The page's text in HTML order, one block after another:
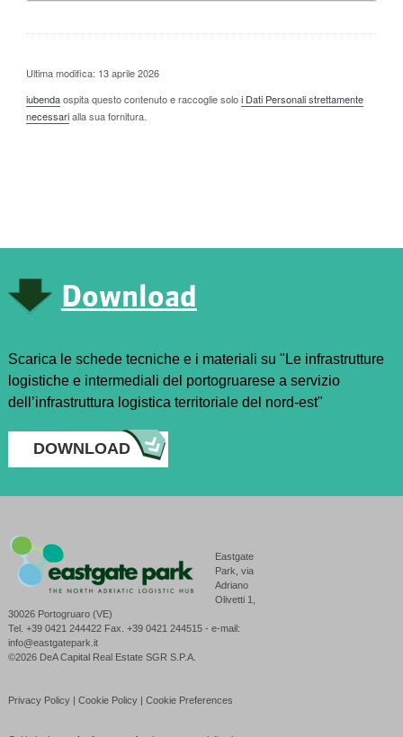
Ultima modifica: 13 aprile 2026
iubendaospita questo contenuto e raccoglie soloi Dati Personali strettamente
necessarialla sua fornitura.
Download
Scarica le schede tecniche e i materiali su "Le infrastrutture
logistiche e intermediali del portogruarese a servizio
dell’infrastruttura logistica territoriale del nord-est"
DOWNLOAD
Eastgate
Park, via
Adriano
Olivetti 1,
30026 Portogruaro (VE)
Tel. +39 0421 244422 Fax. +39 0421 244515 - e-mail:
info@eastgatepark.it
©2026 DeA Capital Real Estate SGR S.P.A.
Privacy Policy| Cookie Policy| Cookie Preferences